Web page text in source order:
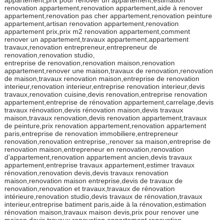
renovation appartement,renovation appartement,aide à renover
appartement,renovation pas cher appartement,renovation peinture
appartement,artisan renovation appartement,renovation
appartement prix,prix m2 renovation appartement,comment
renover un appartement,travaux appartement,appartement
travaux,renovation entrepreneur,entrepreneur de
renovation,renovation studio,
entreprise de renovation,renovation maison,renovation
appartement,renover une maison,travaux de renovation,renovation
de maison,travaux renovation maison,entreprise de renovation
interieur,renovation interieur,entreprise renovation interieur,devis
travaux,renovation cuisine,devis renovation,entreprise renovation
appartement,entreprise de rénovation appartement,carrelage,devis
travaux rénovation,devis rénovation maison,devis travaux
maison,travaux renovation,devis renovation appartement,travaux
de peinture,prix renovation appartement,renovation appartement
paris,entreprise de renovation immobiliere,entrepreneur
renovation,renovation entreprise,,renover sa maison,entreprise de
renovation maison,entrepreneur en renovation,renovation
d’appartement,renovation appartement ancien,devis travaux
appartement,entreprise travaux appartement,estimer travaux
rénovation,renovation devis,devis travaux renovation
maison,renovation maison entreprise,devis de travaux de
renovation,renovation et travaux,travaux de rénovation
intérieure,renovation studio,devis travaux de rénovation,travaux
interieur,entreprise batiment paris,aide à la rénovation,estimation
rénovation maison,travaux maison devis,prix pour renover une